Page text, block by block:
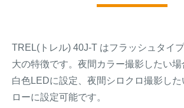
TREL(トレル) 40J-T はフラッシュタイ
大の特徴です。夜間カラー撮影したい
白色LEDに設定、夜間シロクロ撮影し
ローに設定可能です。